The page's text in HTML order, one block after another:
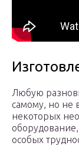
Любую
самому, но не
некоторых
особых